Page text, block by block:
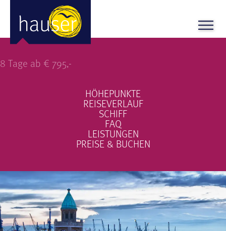
Metropolen des Nordens
8 Tage ab € 795,-
HÖHEPUNKTE
REISEVERLAUF
SCHIFF
FAQ
LEISTUNGEN
PREISE & BUCHEN